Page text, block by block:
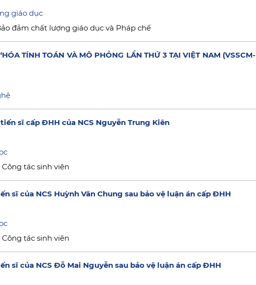
giáo dục
đảm chất lượng giáo dục và Pháp chế
TÍNH TOÁN VÀ MÔ PHỎNG LẦN THỨ 3 TẠI VIỆT NAM (VSSCM-
sĩ cấp ĐHH của NCS Nguyễn Trung Kiên
tác sinh viên
sĩ của NCS Huỳnh Văn Chung sau bảo vệ luận án cấp ĐHH
tác sinh viên
sĩ của NCS Đỗ Mai Nguyễn sau bảo vệ luận án cấp ĐHH